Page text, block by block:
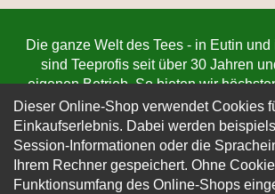
Dieser Online-Shop verwendet Cookies
Einkaufserlebnis. Dabei werden
Session-Informationen oder die
Ihrem Rechner gespeichert. Ohne
Funktionsumfang des Online-Shops
Die ganze Welt des Tees - in Eutin und
sind Teeprofis seit über 30 Jahren
eigenen Betrieb. So bieten wir
niedrigsten Preisen. Jetzt bestellen
eutin.de (Die Lieferung verlässt
Werktagen unser Lager. Der
kundenfreundlich per